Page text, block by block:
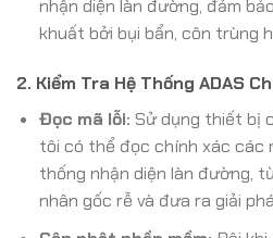
nhận diện làn đường, đảm
khuất bởi bụi bẩn, côn trùng
2. Kiểm Tra Hệ Thống ADAS
Đọc mã lỗi: Sử dụng thiết bị
tôi có thể đọc chính xác các
thống nhận diện làn đường,
nhân gốc rễ và đưa ra giải